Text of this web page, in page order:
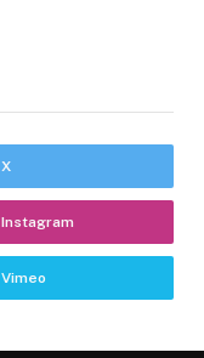
X
Instagram
Vimeo